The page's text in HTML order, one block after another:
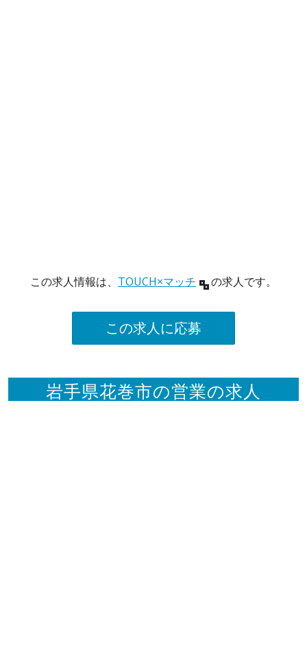
この求人情報は、 TOUCH×マッチ の求人です。
この求人に応募
岩手県花巻市の営業の求人